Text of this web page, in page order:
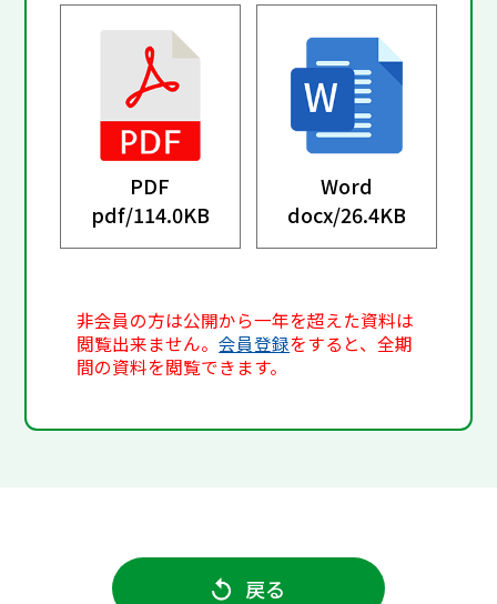
PDF
pdf/114.0KB
Word
docx/26.4KB
非会員の方は公開から一年を超えた資料は
閲覧出来ません。会員登録をすると、全期
間の資料を閲覧できます。
戻る